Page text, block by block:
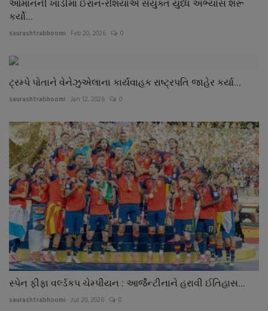
ઓમાનની ખાડીમાં ઈરાન-રશિયાએ સંયુક્ત યુધ્ધ અભ્યાસ શરૂ
કર્યો...
saurashtrabhoomi Feb 20, 2026 0
ટ્રમ્પે પોતાને વેનેઝુએલાના કાર્યવાહક રાષ્ટ્રપતિ જાહેર કર્યા...
saurashtrabhoomi Jan 12, 2026 0
સ્પેન ફીફા વર્લ્ડકપ ચેમ્પીયન : આર્જેન્ટીનાને હરાવી ઈતિહાસ...
saurashtrabhoomi Jul 20, 2026 0